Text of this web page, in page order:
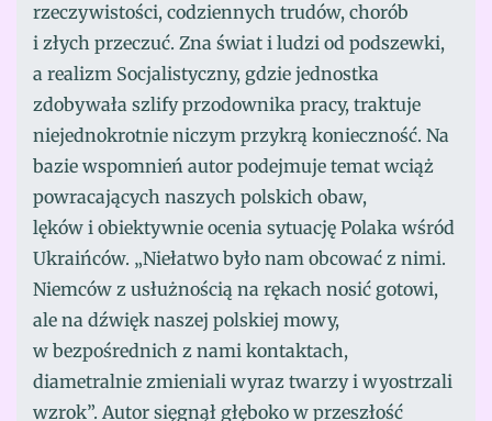
rzeczywistości, codziennych trudów, chorób
i złych przeczuć. Zna świat i ludzi od podszewki,
a realizm Socjalistyczny, gdzie jednostka
zdobywała szlify przodownika pracy, traktuje
niejednokrotnie niczym przykrą konieczność. Na
bazie wspomnień autor podejmuje temat wciąż
powracających naszych polskich obaw,
lęków i obiektywnie ocenia sytuację Polaka wśród
Ukraińców. „Niełatwo było nam obcować z nimi.
Niemców z usłużnością na rękach nosić gotowi,
ale na dźwięk naszej polskiej mowy,
w bezpośrednich z nami kontaktach,
diametralnie zmieniali wyraz twarzy i wyostrzali
wzrok”. Autor sięgnął głęboko w przeszłość